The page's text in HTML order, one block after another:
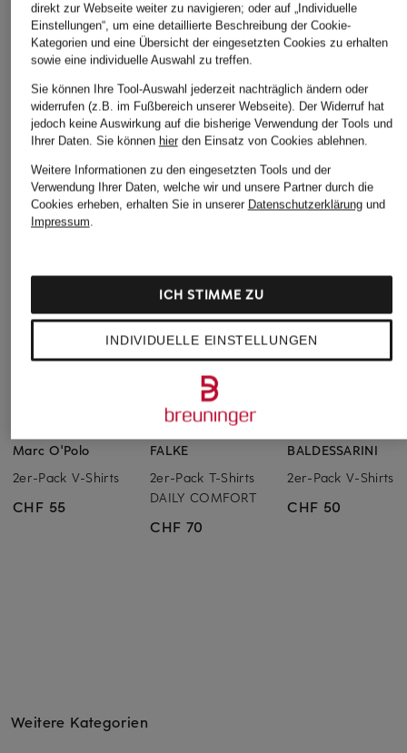
Marc O'Polo
2er-Pack V-Shirts
CHF 55
FALKE
2er-Pack T-Shirts
DAILY COMFORT
CHF 70
BALDESSARINI
2er-Pack V-Shirts
CHF 50
Weitere Kategorien
direkt zur Webseite weiter zu navigieren; oder auf „Individuelle
Einstellungen“, um eine detaillierte Beschreibung der Cookie-
Kategorien und eine Übersicht der eingesetzten Cookies zu erhalten
sowie eine individuelle Auswahl zu treffen.
Sie können Ihre Tool-Auswahl jederzeit nachträglich ändern oder
widerrufen (z.B. im Fußbereich unserer Webseite). Der Widerruf hat
jedoch keine Auswirkung auf die bisherige Verwendung der Tools und
Ihrer Daten. Sie können hierden Einsatz von Cookies ablehnen.
Weitere Informationen zu den eingesetzten Tools und der
Verwendung Ihrer Daten, welche wir und unsere Partner durch die
Cookies erheben, erhalten Sie in unserer Datenschutzerklärungund
Impressum.
INDIVIDUELLE EINSTELLUNGEN
ICH STIMME ZU